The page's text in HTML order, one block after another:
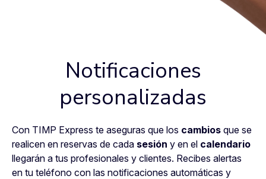
Notificaciones
personalizadas
Con TIMP Express te aseguras que los cambios que se
realicen en reservas de cada sesión y en el calendario
llegarán a tus profesionales y clientes. Recibes alertas
en tu teléfono con las notificaciones automáticas y